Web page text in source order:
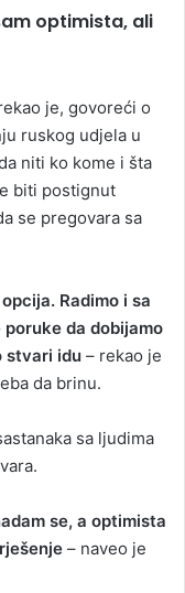
optimista, ali
je, govoreći o
ruskog udjela u
niti ko kome i šta
biti postignut
se pregovara sa
Radimo i sa
da dobijamo
stvari idu – rekao je
da brinu.
sa ljudima
se, a optimista
– naveo je